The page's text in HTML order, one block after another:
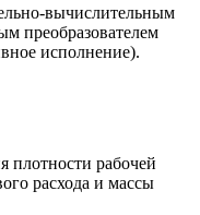
вычислительным
преобразователем
исполнение).
плотности рабочей
расхода и массы